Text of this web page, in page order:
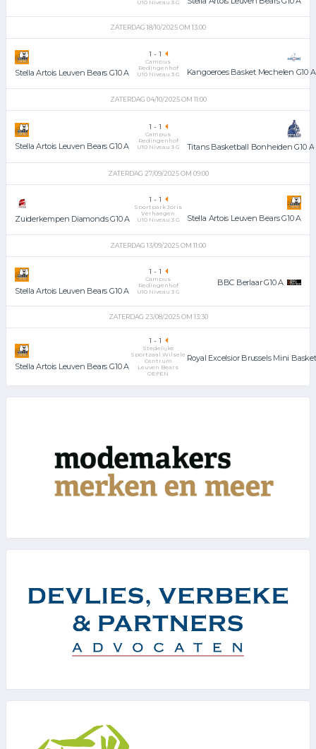
U10 Niveau 3 G
ZATERDAG 18/10/2025 OM 13:00
Stella Artois Leuven Bears G10 A
1 - 1
Campus
Redingenhof
U10 Niveau 3 G
Kangoeroes Basket Mechelen G10 A
ZATERDAG 04/10/2025 OM 11:00
Stella Artois Leuven Bears G10 A
1 - 1
Campus
Redingenhof
U10 Niveau 3 G
Titans Basketball Bonheiden G10 A
ZATERDAG 27/09/2025 OM 09:00
Zuiderkempen Diamonds G10 A
1 - 1
Sportpark Joris
Verhaegen
U10 Niveau 3 G
Stella Artois Leuven Bears G10 A
ZATERDAG 13/09/2025 OM 11:00
Stella Artois Leuven Bears G10 A
1 - 1
Campus
Redingenhof
U10 Niveau 3 G
BBC Berlaar G10 A
ZATERDAG 23/08/2025 OM 13:30
Stella Artois Leuven Bears G10 A
1 - 1
Stedelijke
Sportzaal Wilsele
Centrum
Leuven Bears
OEFEN
Royal Excelsior Brussels Mini